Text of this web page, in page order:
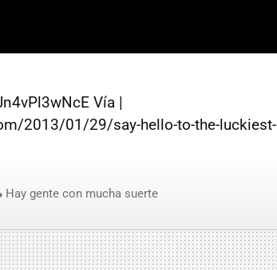
Vía |
2013/01/29/say-hello-to-the-luckiest-
Hay gente con mucha suerte